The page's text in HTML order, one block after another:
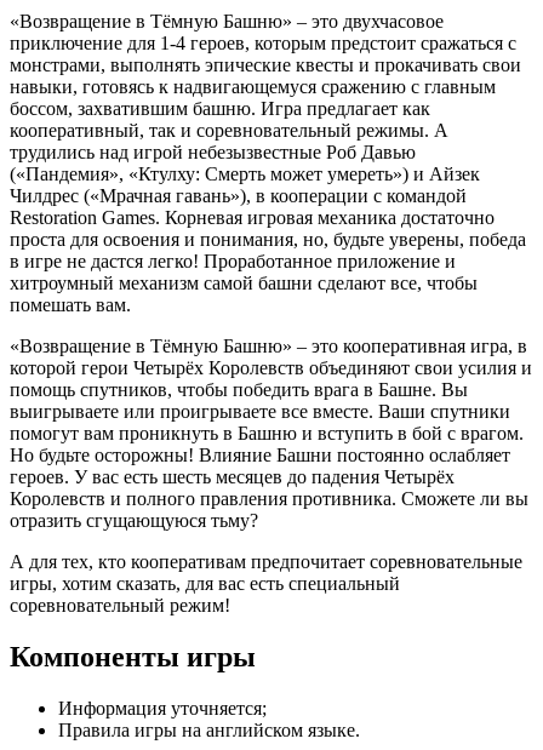
«Возвращение в Тёмную Башню» – это двухчасовое
приключение для 1-4 героев, которым предстоит сражаться с
монстрами, выполнять эпические квесты и прокачивать свои
навыки, готовясь к надвигающемуся сражению с главным
боссом, захватившим башню. Игра предлагает как
кооперативный, так и соревновательный режимы. А
трудились над игрой небезызвестные Роб Давью
(«Пандемия», «Ктулху: Смерть может умереть») и Айзек
Чилдрес («Мрачная гавань»), в кооперации с командой
Restoration Games. Корневая игровая механика достаточно
проста для освоения и понимания, но, будьте уверены, победа
в игре не дастся легко! Проработанное приложение и
хитроумный механизм самой башни сделают все, чтобы
помешать вам.
«Возвращение в Тёмную Башню» – это кооперативная игра, в
которой герои Четырёх Королевств объединяют свои усилия и
помощь спутников, чтобы победить врага в Башне. Вы
выигрываете или проигрываете все вместе. Ваши спутники
помогут вам проникнуть в Башню и вступить в бой с врагом.
Но будьте осторожны! Влияние Башни постоянно ослабляет
героев. У вас есть шесть месяцев до падения Четырёх
Королевств и полного правления противника. Сможете ли вы
отразить сгущающуюся тьму?
А для тех, кто кооперативам предпочитает соревновательные
игры, хотим сказать, для вас есть специальный
соревновательный режим!
Компоненты игры
Информация уточняется;
Правила игры на английском языке.